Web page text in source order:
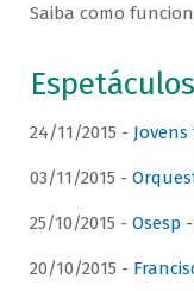
Saiba como
24/11/2015 -
03/11/2015 -
25/10/2015 - Osesp
20/10/2015 -